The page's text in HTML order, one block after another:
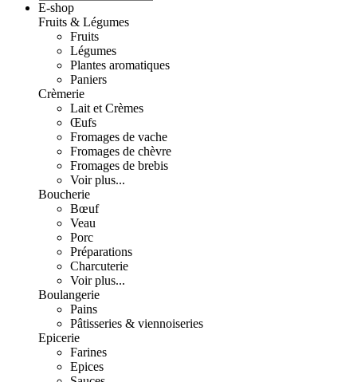
E-shop
Fruits & Légumes
Fruits
Légumes
Plantes aromatiques
Paniers
Crèmerie
Lait et Crèmes
Œufs
Fromages de vache
Fromages de chèvre
Fromages de brebis
Voir plus...
Boucherie
Bœuf
Veau
Porc
Préparations
Charcuterie
Voir plus...
Boulangerie
Pains
Pâtisseries & viennoiseries
Epicerie
Farines
Epices